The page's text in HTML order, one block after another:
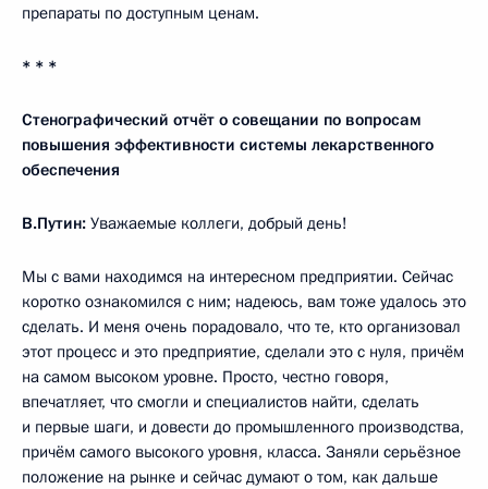
препараты по доступным ценам.
* * *
Стенографический отчёт о совещании по вопросам
повышения эффективности системы лекарственного
обеспечения
В.Путин: Уважаемые коллеги, добрый день!
Мы с вами находимся на интересном предприятии. Сейчас
коротко ознакомился с ним; надеюсь, вам тоже удалось это
сделать. И меня очень порадовало, что те, кто организовал
этот процесс и это предприятие, сделали это с нуля, причём
на самом высоком уровне. Просто, честно говоря,
впечатляет, что смогли и специалистов найти, сделать
и первые шаги, и довести до промышленного производства,
причём самого высокого уровня, класса. Заняли серьёзное
положение на рынке и сейчас думают о том, как дальше